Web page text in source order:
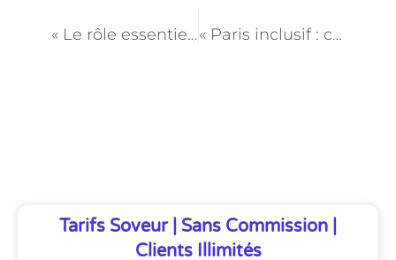
« Le rôle essentiel des aides PMR dans la vie quotidienne à Paris » « Paris inclusif : comment les aides PMR rendent la ville accessible »
Tarifs Soveur | Sans Commission |
Clients Illimités